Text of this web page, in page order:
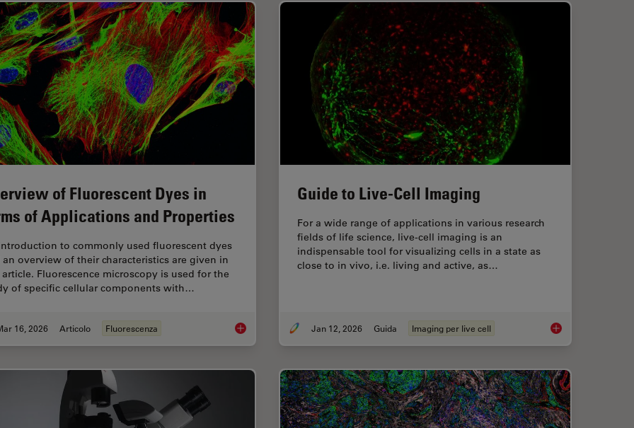
of Fluorescent Dyes in
of Applications and Properties
to commonly used fluorescent dyes
an overview of their characteristics are given in
Fluorescence microscopy is used for the
of specific cellular components with…
16, 2026 Articolo Fluorescenza Overview of Fluorescent Dyes in terms of Applications and Properties
Guide to Live-Cell Imaging
For a wide range of applications in various research
fields of life science, live-cell imaging is an
indispensable tool for visualizing cells in a state as
close to in vivo, i.e. living and active, as…
Jan 12, 2026 Guida Imaging per live cell Guide to Live-Cell